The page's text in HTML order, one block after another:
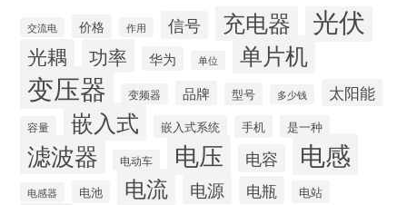
交流电 价格 作用 信号 充电器 光伏
光耦 功率 华为 单位 单片机
变压器 变频器 品牌 型号 多少钱 太阳能
容量 嵌入式 嵌入式系统 手机 是一种
滤波器 电动车 电压 电容 电感
电感器 电池 电流 电源 电瓶 电站